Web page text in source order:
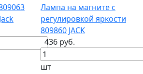
Лампа на магните с
регулировкой яркости
809860 JACK
436 руб.
шт